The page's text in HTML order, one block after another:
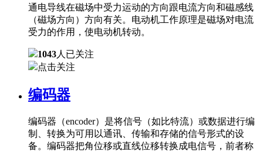
通电导线在磁场中受力运动的方向跟电流方向和磁感线
（磁场方向）方向有关。电动机工作原理是磁场对电流
受力的作用，使电动机转动。
1043人已关注
点击关注
编码器
编码器（encoder）是将信号（如比特流）或数据进行编
制、转换为可用以通讯、传输和存储的信号形式的设
备。编码器把角位移或直线位移转换成电信号，前者称